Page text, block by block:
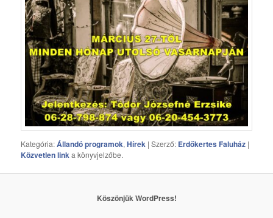
Kategória:Állandó programok,Hírek | Szerző: Erdőkertes Faluház |
Közvetlen linka könyvjelzőbe.
Köszönjük WordPress!